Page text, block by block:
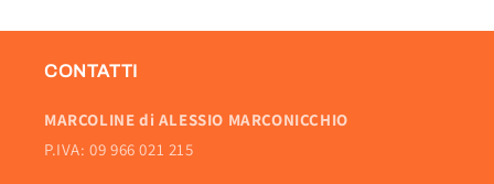
CONTATTI
MARCOLINE di ALESSIO MARCONICCHIO
P.IVA: 09 966 021 215